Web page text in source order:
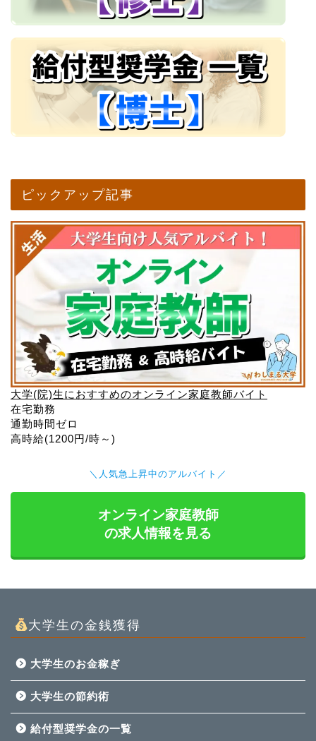
ピックアップ記事
大学(院)生におすすめのオンライン家庭教師バイト
在宅勤務
通勤時間ゼロ
高時給(1200円/時～)
＼人気急上昇中のアルバイト／
オンライン家庭教師
の求人情報を見る
大学生の金銭獲得
大学生のお金稼ぎ
大学生の節約術
給付型奨学金の一覧